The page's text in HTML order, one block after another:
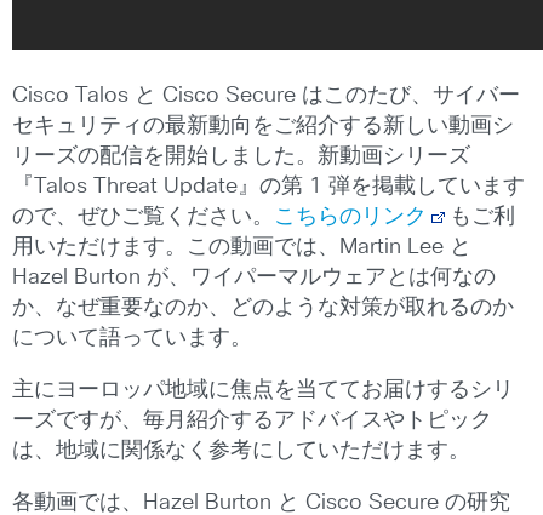
Cisco Talos と Cisco Secure はこのたび、サイバー
セキュリティの最新動向をご紹介する新しい動画シ
リーズの配信を開始しました。新動画シリーズ
『Talos Threat Update』の第 1 弾を掲載しています
ので、ぜひご覧ください。
こちらのリンク
もご利
用いただけます。この動画では、Martin Lee と
Hazel Burton が、ワイパーマルウェアとは何なの
か、なぜ重要なのか、どのような対策が取れるのか
について語っています。
主にヨーロッパ地域に焦点を当ててお届けするシリ
ーズですが、毎月紹介するアドバイスやトピック
は、地域に関係なく参考にしていただけます。
各動画では、Hazel Burton と Cisco Secure の研究